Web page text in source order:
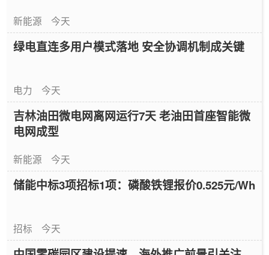
新能源 今天
绿电直连多用户模式落地 安全协调机制成关键
电力 今天
吉林油田微电网离网运行7天 老油田首座智能微
电网成型
新能源 今天
储能中标3项招标1项：磷酸铁锂报价0.525元/Wh
招标 今天